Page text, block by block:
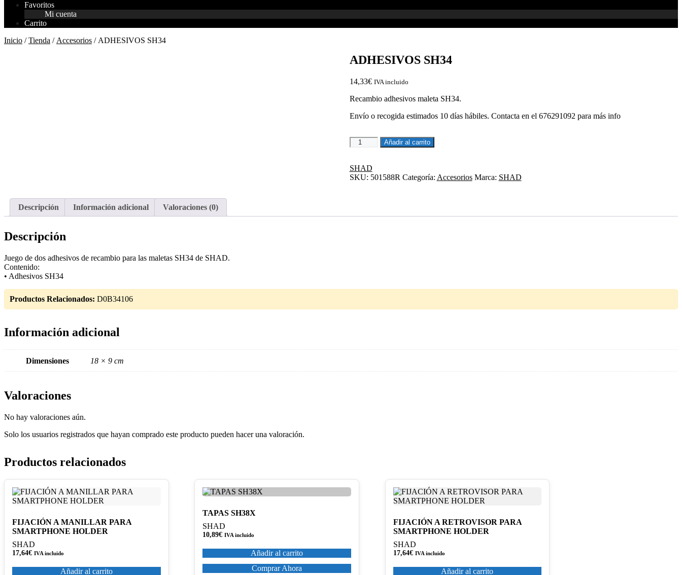
Favoritos
Mi cuenta
Carrito
Inicio /Tienda / Accesorios / ADHESIVOS SH34
ADHESIVOS SH34
14,33€ IVA incluido
Recambio adhesivos maleta SH34.
Envío o recogida estimados 10 días hábiles. Contacta en el 676291092 para más info
ADHESIVOS
SH34
Añadir al carrito
SHAD
SKU: 501588R Categoría: Accesorios Marca: SHAD
Descripción Información adicional Valoraciones (0)
Descripción
Juego de dos adhesivos de recambio para las maletas SH34 de SHAD.
Contenido:
• Adhesivos SH34
Productos Relacionados: D0B34106
Información adicional
Dimensiones 18 × 9 cm
Valoraciones
No hay valoraciones aún.
Solo los usuarios registrados que hayan comprado este producto pueden hacer una valoración.
Productos relacionados
FIJACIÓN A MANILLAR PARA
SMARTPHONE HOLDER
SHAD
17,64€ IVA incluido
Añadir al carrito
TAPAS SH38X
SHAD
10,89€ IVA incluido
Añadir al carrito
Comprar Ahora
FIJACIÓN A RETROVISOR PARA
SMARTPHONE HOLDER
SHAD
17,64€ IVA incluido
Añadir al carrito